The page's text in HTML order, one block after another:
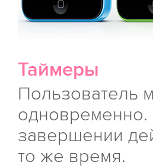
Таймеры
Пользователь
одновременно.
завершении
то же время.